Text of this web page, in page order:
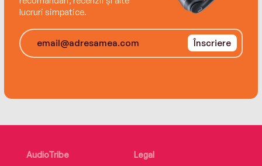
lucruri simpatice.
Înscriere
AudioTribe
Legal